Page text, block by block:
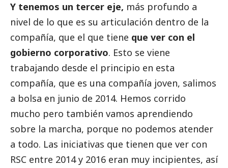
Y tenemos un tercer eje, más profundo a
nivel de lo que es su articulación dentro de la
compañía, que el que tiene que ver con el
gobierno corporativo. Esto se viene
trabajando desde el principio en esta
compañía, que es una compañía joven, salimos
a bolsa en junio de 2014. Hemos corrido
mucho pero también vamos aprendiendo
sobre la marcha, porque no podemos atender
a todo. Las iniciativas que tienen que ver con
RSC entre 2014 y 2016 eran muy incipientes, así